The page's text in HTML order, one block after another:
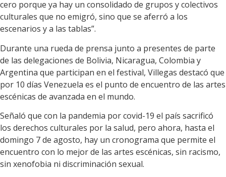
cero porque ya hay un consolidado de grupos y colectivos
culturales que no emigró, sino que se aferró a los
escenarios y a las tablas”.
Durante una rueda de prensa junto a presentes de parte
de las delegaciones de Bolivia, Nicaragua, Colombia y
Argentina que participan en el festival, Villegas destacó que
por 10 días Venezuela es el punto de encuentro de las artes
escénicas de avanzada en el mundo.
Señaló que con la pandemia por covid-19 el país sacrificó
los derechos culturales por la salud, pero ahora, hasta el
domingo 7 de agosto, hay un cronograma que permite el
encuentro con lo mejor de las artes escénicas, sin racismo,
sin xenofobia ni discriminación sexual.